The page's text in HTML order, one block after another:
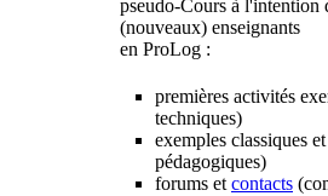
pseudo-Cours à l'intention
(nouveaux) enseignants
en ProLog :
premières activités
techniques)
exemples classiques
pédagogiques)
forums et contacts